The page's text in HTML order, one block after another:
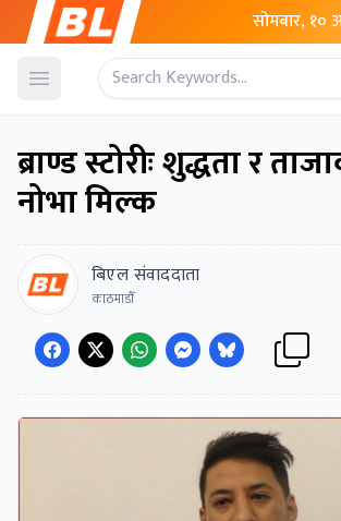
सोमबार, १०
Open menu
ब्राण्ड स्टोरीः शुद्धता र
नोभा मिल्क
बिएल संवाददाता
काठमाडाैँ